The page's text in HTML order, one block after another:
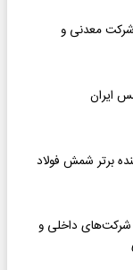
شرکت معدنی و
ایران
برتر شمش فولاد
شرکت‌های داخلی و